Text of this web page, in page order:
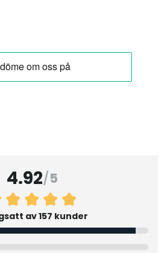
4.92/5
av 157 kunder